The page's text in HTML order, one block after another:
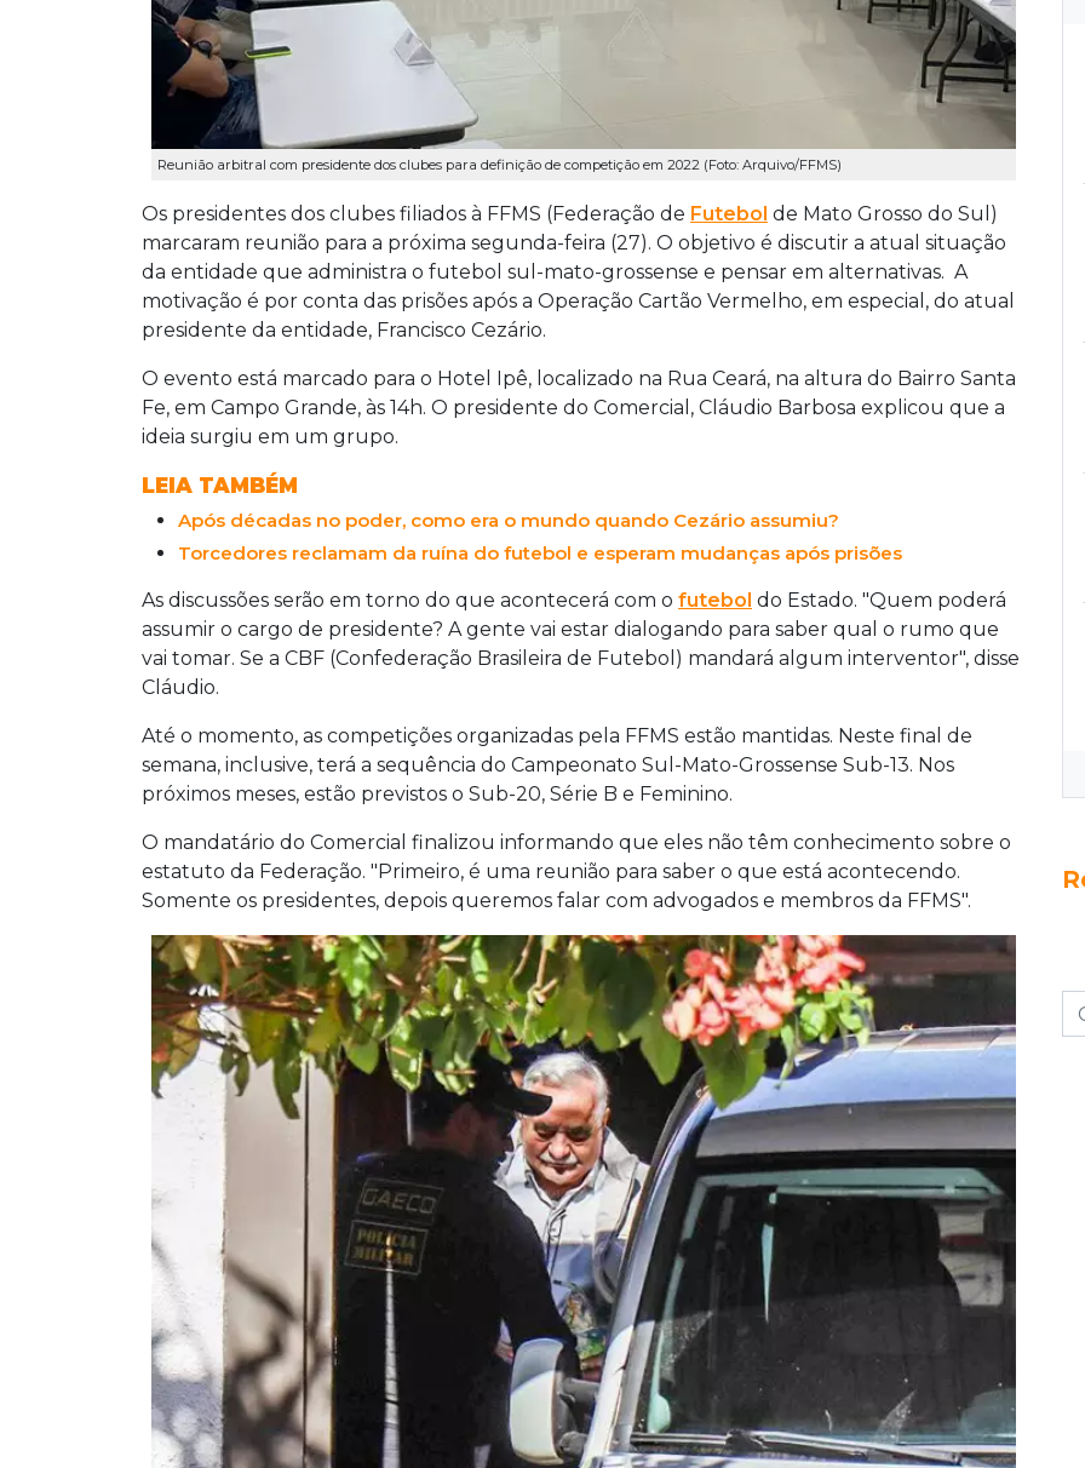
Reunião arbitral com presidente dos clubes para definição de competição em 2022 (Foto: Arquivo/FFMS)
Os presidentes dos clubes filiados à FFMS (Federação de Futebol de Mato Grosso do Sul)
marcaram reunião para a próxima segunda-feira (27). O objetivo é discutir a atual situação
da entidade que administra o futebol sul-mato-grossense e pensar em alternativas. A
motivação é por conta das prisões após a Operação Cartão Vermelho, em especial, do atual
presidente da entidade, Francisco Cezário.
O evento está marcado para o Hotel Ipê, localizado na Rua Ceará, na altura do Bairro Santa
Fe, em Campo Grande, às 14h. O presidente do Comercial, Cláudio Barbosa explicou que a
ideia surgiu em um grupo.
LEIA TAMBÉM
Após décadas no poder, como era o mundo quando Cezário assumiu?
Torcedores reclamam da ruína do futebol e esperam mudanças após prisões
As discussões serão em torno do que acontecerá com o futebol do Estado. "Quem poderá
assumir o cargo de presidente? A gente vai estar dialogando para saber qual o rumo que
vai tomar. Se a CBF (Confederação Brasileira de Futebol) mandará algum interventor", disse
Cláudio.
Até o momento, as competições organizadas pela FFMS estão mantidas. Neste final de
semana, inclusive, terá a sequência do Campeonato Sul-Mato-Grossense Sub-13. Nos
próximos meses, estão previstos o Sub-20, Série B e Feminino.
O mandatário do Comercial finalizou informando que eles não têm conhecimento sobre o
estatuto da Federação. "Primeiro, é uma reunião para saber o que está acontecendo.
Somente os presidentes, depois queremos falar com advogados e membros da FFMS".